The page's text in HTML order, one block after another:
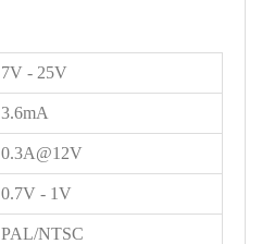
7V - 25V
3.6mA
0.3A@12V
0.7V - 1V
PAL/NTSC